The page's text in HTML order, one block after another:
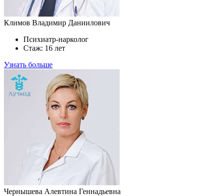
Климов Владимир Даниилович
Психиатр-нарколог
Стаж: 16 лет
Узнать больше
Чернышева Алевтина Геннадьевна